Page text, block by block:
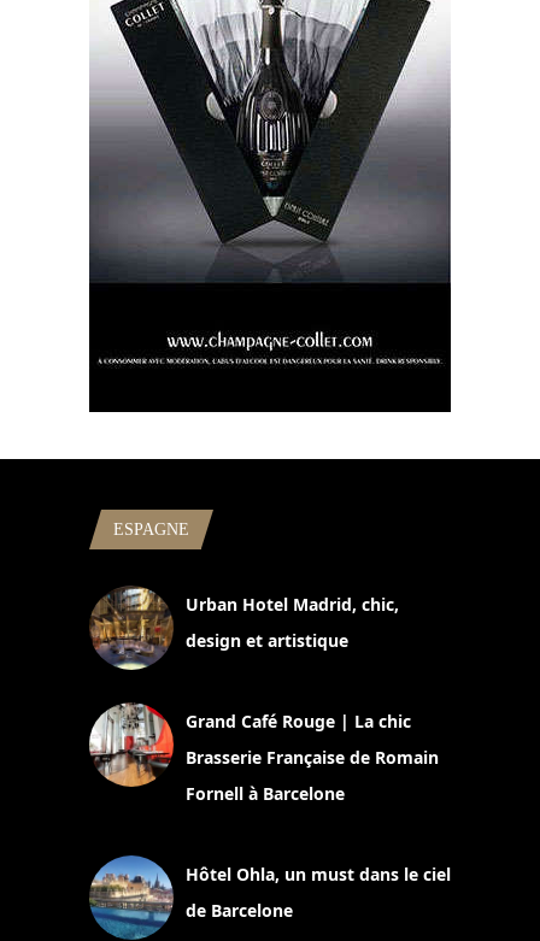
ESPAGNE
Urban Hotel Madrid, chic,
design et artistique
Grand Café Rouge | La chic
Brasserie Française de Romain
Fornell à Barcelone
Hôtel Ohla, un must dans le ciel
de Barcelone